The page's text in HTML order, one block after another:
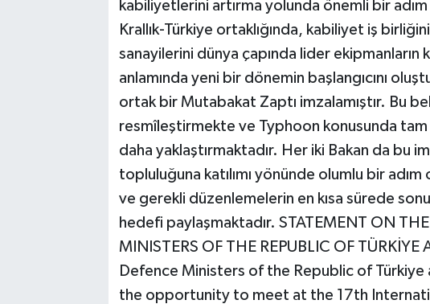
kabiliyetlerini artırma yolunda önemli bir
Krallık-Türkiye ortaklığında, kabiliyet iş
sanayilerini dünya çapında lider ekipmanların
anlamında yeni bir dönemin başlangıcını
ortak bir Mutabakat Zaptı imzalamıştır. Bu
resmîleştirmekte ve Typhoon konusunda tam
daha yaklaştırmaktadır. Her iki Bakan da bu
topluluğuna katılımı yönünde olumlu bir
ve gerekli düzenlemelerin en kısa sürede
hedefi paylaşmaktadır. STATEMENT ON
MINISTERS OF THE REPUBLIC OF
Defence Ministers of the Republic of
the opportunity to meet at the 17th